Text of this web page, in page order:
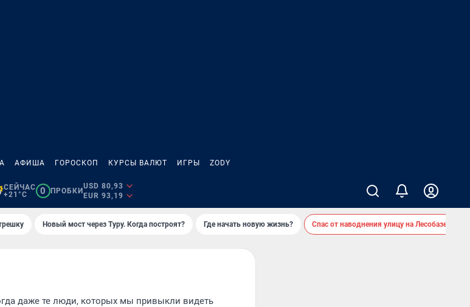
АФИША ГОРОСКОП КУРСЫ ВАЛЮТ ИГРЫ ZODY
СЕЙЧАС
+21°C
0 ПРОБКИ
USD 80,93
EUR 93,19
Новый мост через Туру. Когда построят? Где начать новую жизнь? Спас от наводнения улицу на Лесобазе
даже те люди, которых мы привыкли видеть